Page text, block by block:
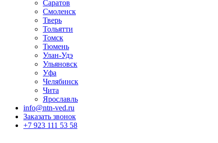
Саратов
Смоленск
Тверь
Тольятти
Томск
Тюмень
Улан-Удэ
Ульяновск
Уфа
Челябинск
Чита
Ярославль
info@ntn-ved.ru
Заказать звонок
+7 923 111 53 58